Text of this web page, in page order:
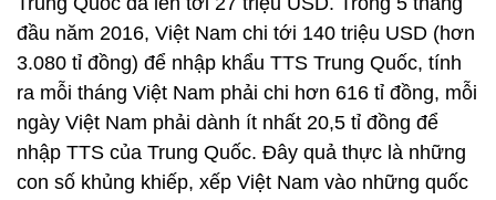
đầu năm 2016, Việt Nam chi tới 140 triệu USD (hơn
3.080 tỉ đồng) để nhập khẩu TTS Trung Quốc, tính
ra mỗi tháng Việt Nam phải chi hơn 616 tỉ đồng, mỗi
ngày Việt Nam phải dành ít nhất 20,5 tỉ đồng để
nhập TTS của Trung Quốc. Đây quả thực là những
con số khủng khiếp, xếp Việt Nam vào những quốc